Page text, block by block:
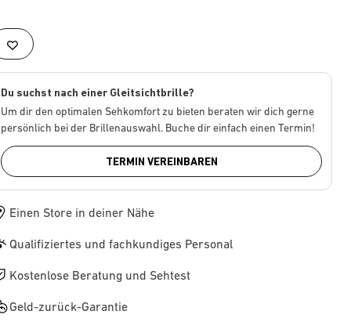
Du suchst nach einer Gleitsichtbrille?
Um dir den optimalen Sehkomfort zu bieten beraten wir dich gerne
persönlich bei der Brillenauswahl. Buche dir einfach einen Termin!
TERMIN VEREINBAREN
Einen Store in deiner Nähe
Qualifiziertes und fachkundiges Personal
Kostenlose Beratung und Sehtest
Geld-zurück-Garantie